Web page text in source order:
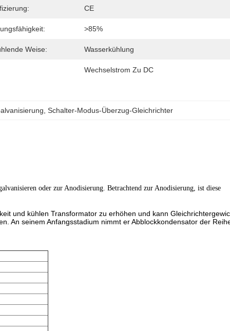
CE
>85%
Weise: Wasserkühlung
Wechselstrom Zu DC
, Schalter-Modus-Überzug-Gleichrichter
oder zur Anodisierung. Betrachtend zur Anodisierung, ist diese
und kühlen Transformator zu erhöhen und kann
An seinem Anfangsstadium nimmt er Abblockkondensator der